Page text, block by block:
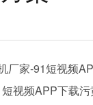
机厂家-91短视频
短视频APP下载